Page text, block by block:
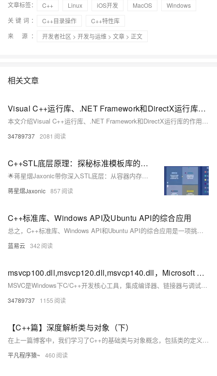
文章标签： C++ Linux iOS开发 MacOS
Windows
关键词：
C++目录操作
C++特性库
来 源：
开发者社区 > 开发与运维 > 文章 > 正文
相关文章
Visual C++运行库、.NET Framework和DirectX运行库的作用及常见问题解决方案，涵盖MSVCP140.dll丢失、0xc000007b错误等典型故障的修复方法
本文介绍Visual C++运行库、.NET Framework和DirectX运行库的作用及常见问题解决方案，涵盖MSVCP140.dll丢失、0xc000007b错误等典型故障的修复方法，提供官方下载链接与系统修复工具使用指南。
34789737 2081
C++STL底层原理：探秘标准模板库的内部机制
🌟蒋星熠Jaxonic带你深入STL底层：从容器内存管理到红黑树、哈希表，剖析迭代器、算法与分配器核心机制，揭秘C++标准库的高效设计哲学与性能优化实践。
蒋星熠Jaxonic 857
C++标准库、Windows API及Ubuntu API的综合应用
总之，C++标准库、Windows API和Ubuntu API的综合应用是一项挑战性较大的任务，需要开发者具备跨平台编程的深入知识和丰富经验。通过合理的架构设计和有效的工具选择，可以在不同的操作系统平台上高效地开发和部署应用程序。
蓝易云 342
msvcp100.dll,msvcp120.dll,msvcp140.dll，Microsoft Visual C++ 2015 Redistributable，Visual C++ 运行库安装
MSVC是Windows下C/C++开发核心工具，集成编译器、链接器与调试器，配合Visual Studio使用。其运行时库（如msvcp140.dll）为程序提供基础函数支持，常因缺失导致软件无法运行。通过安装对应版本的Microsoft Visual C++ Redistributable可解决此类问题，广泛应用于桌面软件、游戏及系统级开发。
34789737 1155
【C++篇】深度解析类与对象（下）
在上一篇博客中，我们学习了C++的基础类与对象概念，包括类的定义、对象的使用和构造函数的作用。在这一篇，我们将深入探讨C++类的一些重要特性，如构造函数的高级用法、类型转换、static成员、友元、内部类、匿名对象，以及对象拷贝优化等。这些内容可以帮助你更好地理解和应用面向对象编程的核心理念，提升代码的健壮性、灵活性和可维护性。
平凡程序猿~ 460